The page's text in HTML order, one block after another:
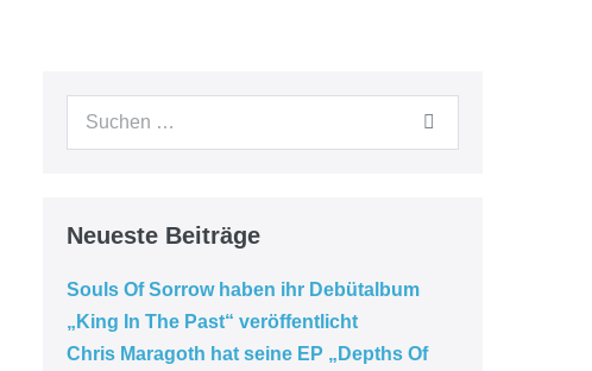
Neueste Beiträge
Souls Of Sorrow haben ihr Debütalbum
„King In The Past“ veröffentlicht
Chris Maragoth hat seine EP „Depths Of